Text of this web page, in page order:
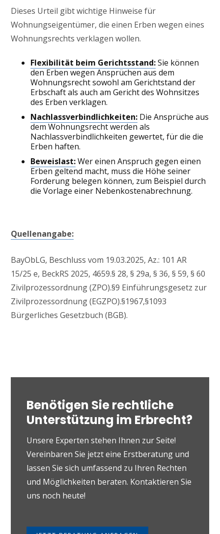
Dieses Urteil gibt wichtige Hinweise für
Wohnungseigentümer, die einen Erben wegen eines
Wohnungsrechts verklagen wollen.
Flexibilität beim Gerichtsstand:Sie können
den Erben wegen Ansprüchen aus dem
Wohnungsrecht sowohl am Gerichtstand der
Erbschaft als auch am Gericht des Wohnsitzes
des Erben verklagen.
Nachlassverbindlichkeiten: Die Ansprüche aus
dem Wohnungsrecht werden als
Nachlassverbindlichkeiten gewertet, für die die
Erben haften.
Beweislast:Wer einen Anspruch gegen einen
Erben geltend macht, muss die Höhe seiner
Forderung belegen können, zum Beispiel durch
die Vorlage einer Nebenkostenabrechnung.
Quellenangabe:
BayObLG, Beschluss vom 19.03.2025, Az.: 101 AR
15/25 e, BeckRS 2025, 4659.§ 28, § 29a, § 36, § 59, § 60
Zivilprozessordnung (ZPO).§9 Einführungsgesetz zur
Zivilprozessordnung (EGZPO).§1967,§1093
Bürgerliches Gesetzbuch (BGB).
Benötigen Sie rechtliche
Unterstützung im Erbrecht?
Unsere Experten stehen Ihnen zur Seite!
Vereinbaren Sie jetzt eine Erstberatung und
lassen Sie sich umfassend zu Ihren Rechten
und Möglichkeiten beraten. Kontaktieren Sie
uns noch heute!